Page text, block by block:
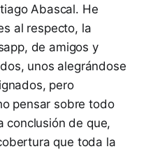
Abascal. He
al respecto, la
de amigos y
unos alegrándose
pero
pensar sobre todo
conclusión de que,
que toda la